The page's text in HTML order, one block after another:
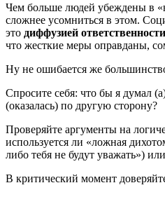
Чем больше людей убеждены в
сложнее усомниться в этом.
это диффузией ответственности
что жесткие меры оправданы,
Ну не ошибается же
Спросите себя: что бы я думал
(оказалась) по другую сторону?
Проверяйте аргументы на
используется ли «ложная
либо тебя не будут уважать»)
В критический момент